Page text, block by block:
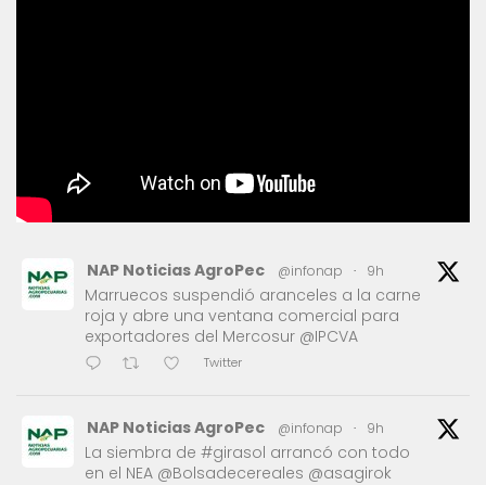
NAP Noticias AgroPec @infonap · 9h
Marruecos suspendió aranceles a la carne
roja y abre una ventana comercial para
exportadores del Mercosur @IPCVA
Twitter
NAP Noticias AgroPec @infonap · 9h
La siembra de #girasol arrancó con todo
en el NEA @Bolsadecereales @asagirok